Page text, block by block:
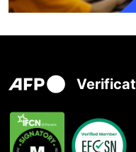
Verificat